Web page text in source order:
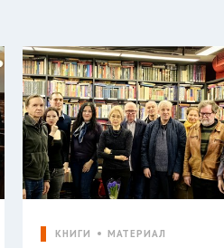
КНИГИ МАТЕРИАЛ